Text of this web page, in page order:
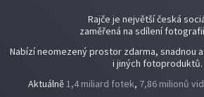
Rajče je největší česká
zaměřená na sdílení
Nabízí neomezený prostor zdarma, snadnou
i jiných fotoproduktů.
Aktuálně1,4 miliard fotek, 7,86 milionů